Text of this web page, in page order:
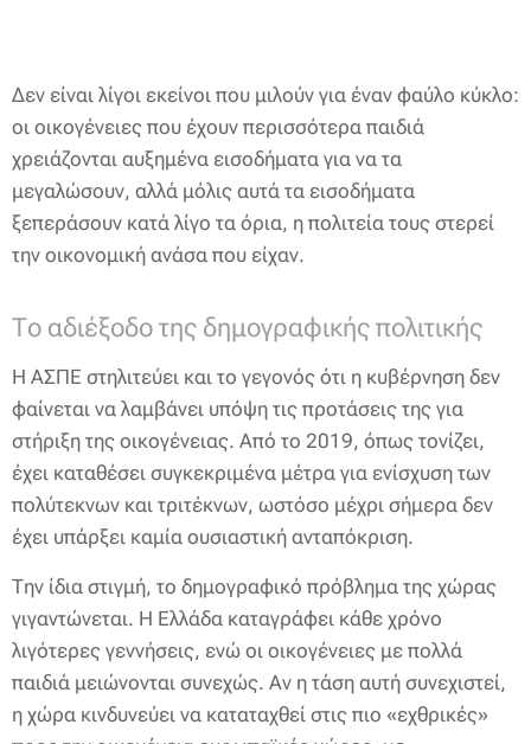
Δεν είναι λίγοι εκείνοι που μιλούν για έναν φαύλο κύκλο:
οι οικογένειες που έχουν περισσότερα παιδιά
χρειάζονται αυξημένα εισοδήματα για να τα
μεγαλώσουν, αλλά μόλις αυτά τα εισοδήματα
ξεπεράσουν κατά λίγο τα όρια, η πολιτεία τους στερεί
την οικονομική ανάσα που είχαν.
Το αδιέξοδο της δημογραφικής πολιτικής
Η ΑΣΠΕ στηλιτεύει και το γεγονός ότι η κυβέρνηση δεν
φαίνεται να λαμβάνει υπόψη τις προτάσεις της για
στήριξη της οικογένειας. Από το 2019, όπως τονίζει,
έχει καταθέσει συγκεκριμένα μέτρα για ενίσχυση των
πολύτεκνων και τριτέκνων, ωστόσο μέχρι σήμερα δεν
έχει υπάρξει καμία ουσιαστική ανταπόκριση.
Την ίδια στιγμή, το δημογραφικό πρόβλημα της χώρας
γιγαντώνεται. Η Ελλάδα καταγράφει κάθε χρόνο
λιγότερες γεννήσεις, ενώ οι οικογένειες με πολλά
παιδιά μειώνονται συνεχώς. Αν η τάση αυτή συνεχιστεί,
η χώρα κινδυνεύει να καταταχθεί στις πιο «εχθρικές»